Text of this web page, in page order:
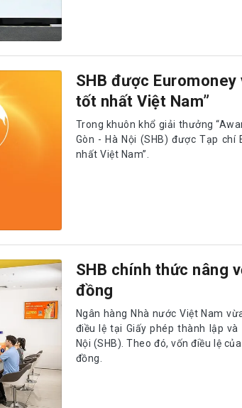
SHB được Euromoney
tốt nhất Việt Nam”
Trong khuôn khổ giải thưởng
Gòn - Hà Nội (SHB) được Tạp chí
nhất Việt Nam”.
SHB chính thức nâng
đồng
Ngân hàng Nhà nước Việt Nam
điều lệ tại Giấy phép thành lập
Nội (SHB). Theo đó, vốn điều lệ
đồng.